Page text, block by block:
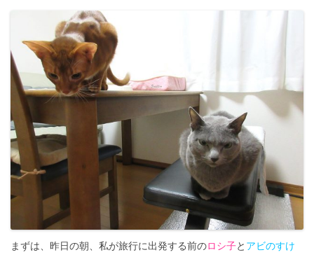
まずは、昨日の朝、私が旅行に出発する前のロシ子と アビのすけ